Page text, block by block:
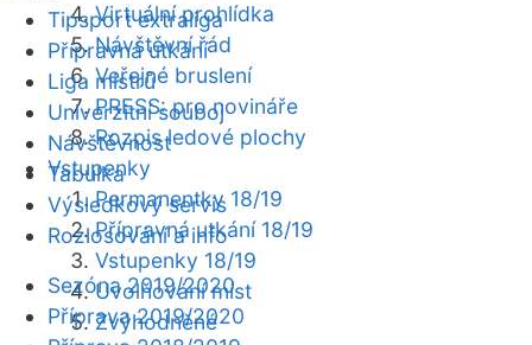
Virtuální prohlídka
Návštěvní řád
Veřejné bruslení
PRESS: pro novináře
Rozpis ledové plochy
Vstupenky
Permanentky 18/19
Přípravná utkání 18/19
Vstupenky 18/19
Uvolňování míst
Zvýhodněné
Tipsport extraliga
Přípravná utkání
Liga mistrů
Univerzitní souboj
Návštěvnost
Tabulka
Výsledkový servis
Rozlosování a info
Sezóna 2019/2020
Příprava 2019/2020